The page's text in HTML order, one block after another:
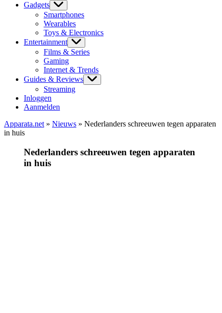
Gadgets
Smartphones
Wearables
Toys & Electronics
Entertainment
Films & Series
Gaming
Internet & Trends
Guides & Reviews
Streaming
Inloggen
Aanmelden
Apparata.net » Nieuws » Nederlanders schreeuwen tegen apparaten
in huis
Nederlanders schreeuwen tegen apparaten
in huis